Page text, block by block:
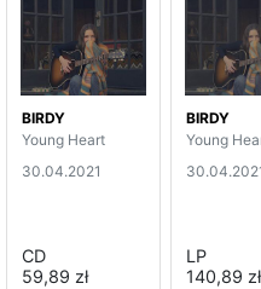
BIRDY
Young Heart
30.04.2021
CD
59,89 zł
BIRDY
Young
LP
140,89 zł